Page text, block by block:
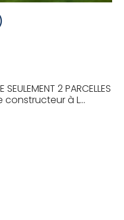
SEULEMENT 2 PARCELLES
constructeur à L...